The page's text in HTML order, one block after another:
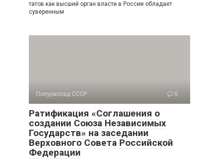
татов как высший орган власти в России обладает
суверен­ным
Полураспад СССР 0
Ратификация «Соглашения о
создании Союза Независимых
Государств» на заседании
Верховного Совета Российской
Федерации